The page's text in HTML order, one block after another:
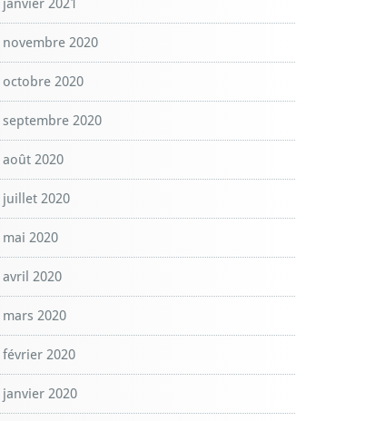
janvier 2021
novembre 2020
octobre 2020
septembre 2020
août 2020
juillet 2020
mai 2020
avril 2020
mars 2020
février 2020
janvier 2020